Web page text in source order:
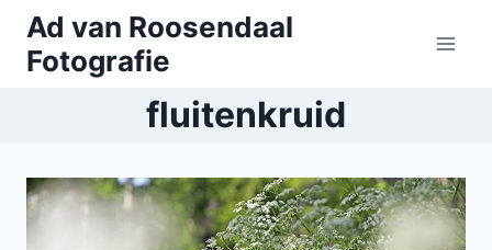
Doorgaan
naar
inhoud
Ad van Roosendaal
Fotografie
fluitenkruid